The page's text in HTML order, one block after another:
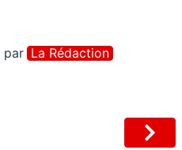
par La Rédaction